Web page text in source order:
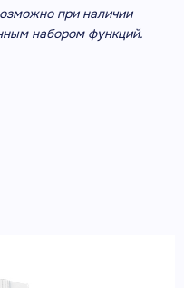
при наличии
набором функций.